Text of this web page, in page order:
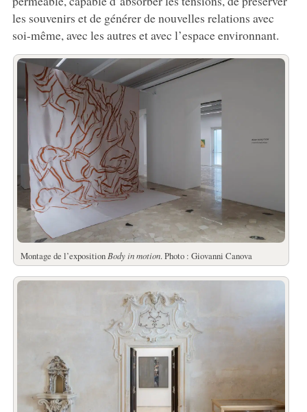
les souvenirs et de générer de nouvelles relations avec
soi-même, avec les autres et avec l’espace environnant.
Montage de l’exposition Body in motion. Photo : Giovanni Canova